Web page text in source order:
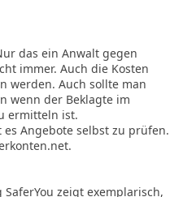
das ein Anwalt gegen
immer. Auch die Kosten
werden. Auch sollte man
wenn der Beklagte im
ermitteln ist.
Angebote selbst zu prüfen.
zeigt exemplarisch,